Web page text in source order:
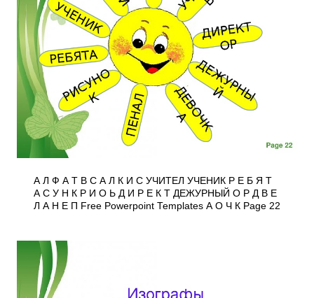
А Л Ф А Т В С А Л К И С УЧИТЕЛ УЧЕНИК Р Е Б Я Т
А С У Н К Р И О Ь Д И Р Е К Т ДЕЖУРНЫЙ О Р Д В Е
Л А Н Е П Free Powerpoint Templates А О Ч К Page 22